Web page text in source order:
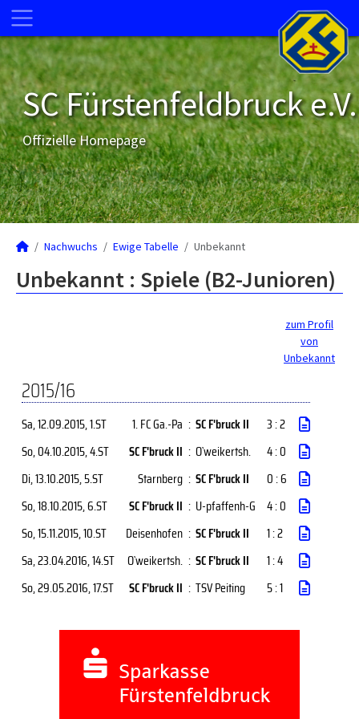
SC Fürstenfeldbruck e.V.
Offizielle Homepage
Nachwuchs Ewige Tabelle Unbekannt
Unbekannt : Spiele (B2-Junioren)
zum Profil
von
Unbekannt
2015/16
Sa, 12.09.2015, 1.ST 1. FC Ga.-Pa : SC F'bruck II
3 : 2
So, 04.10.2015, 4.ST SC F'bruck II : O`weikertsh.
4 : 0
Di, 13.10.2015, 5.ST Starnberg : SC F'bruck II
0 : 6
So, 18.10.2015, 6.ST SC F'bruck II : U-pfaffenh-G 4 : 0
So, 15.11.2015, 10.ST Deisenhofen : SC F'bruck II
1 : 2
Sa, 23.04.2016, 14.ST O`weikertsh. : SC F'bruck II
1 : 4
So, 29.05.2016, 17.ST SC F'bruck II : TSV Peiting 5 : 1